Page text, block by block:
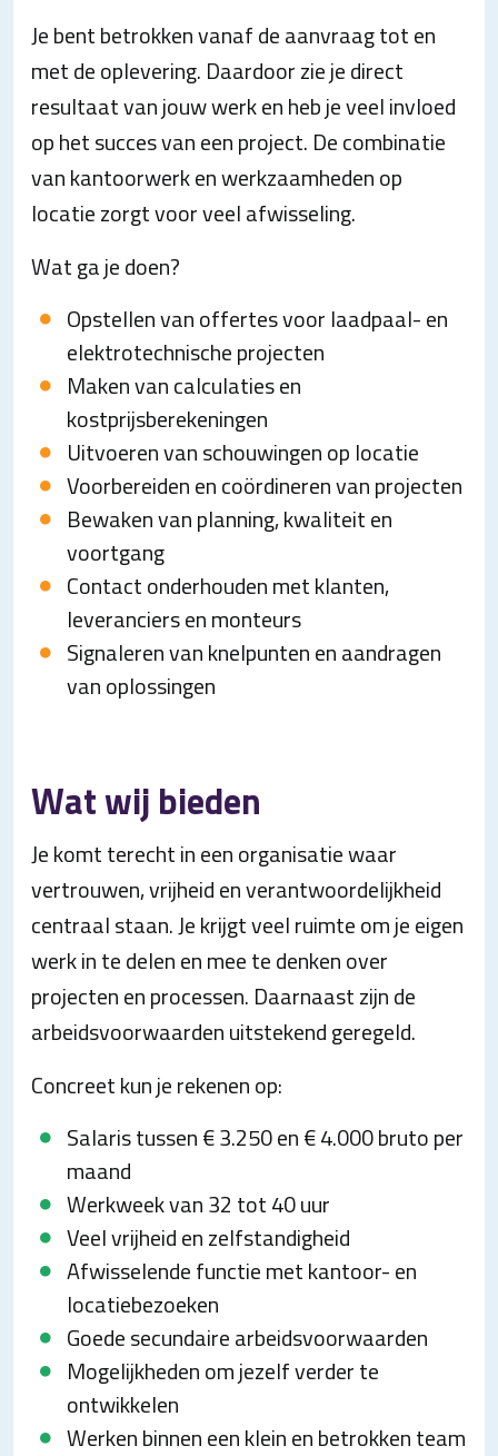
Je bent betrokken vanaf de aanvraag tot en
met de oplevering. Daardoor zie je direct
resultaat van jouw werk en heb je veel invloed
op het succes van een project. De combinatie
van kantoorwerk en werkzaamheden op
locatie zorgt voor veel afwisseling.
Wat ga je doen?
Opstellen van offertes voor laadpaal- en
elektrotechnische projecten
Maken van calculaties en
kostprijsberekeningen
Uitvoeren van schouwingen op locatie
Voorbereiden en coördineren van projecten
Bewaken van planning, kwaliteit en
voortgang
Contact onderhouden met klanten,
leveranciers en monteurs
Signaleren van knelpunten en aandragen
van oplossingen
Wat wij bieden
Je komt terecht in een organisatie waar
vertrouwen, vrijheid en verantwoordelijkheid
centraal staan. Je krijgt veel ruimte om je eigen
werk in te delen en mee te denken over
projecten en processen. Daarnaast zijn de
arbeidsvoorwaarden uitstekend geregeld.
Concreet kun je rekenen op:
Salaris tussen € 3.250 en € 4.000 bruto per
maand
Werkweek van 32 tot 40 uur
Veel vrijheid en zelfstandigheid
Afwisselende functie met kantoor- en
locatiebezoeken
Goede secundaire arbeidsvoorwaarden
Mogelijkheden om jezelf verder te
ontwikkelen
Werken binnen een klein en betrokken team